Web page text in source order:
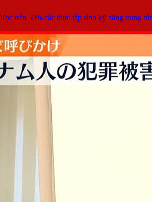
trên 50% các thực tập sinh kỹ năng trung